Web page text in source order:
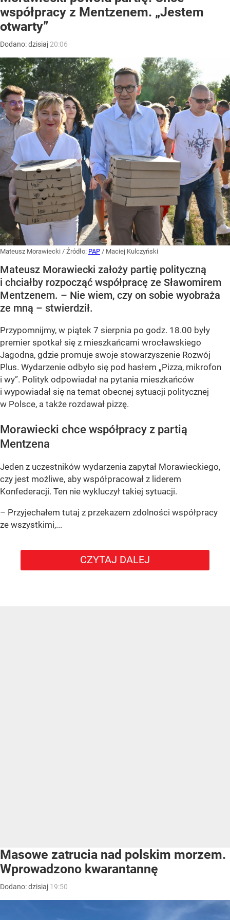
współpracy z Mentzenem. „Jestem
otwarty”
Dodano:dzisiaj 20:06
Mateusz Morawiecki / Źródło: PAP / Maciej Kulczyński
Mateusz Morawiecki założy partię polityczną
i chciałby rozpocząć współpracę ze Sławomirem
Mentzenem. – Nie wiem, czy on sobie wyobraża
ze mną – stwierdził.
Przypomnijmy, w piątek 7 sierpnia po godz. 18.00 były
premier spotkał się z mieszkańcami wrocławskiego
Jagodna, gdzie promuje swoje stowarzyszenie Rozwój
Plus. Wydarzenie odbyło się pod hasłem „Pizza, mikrofon
i wy”. Polityk odpowiadał na pytania mieszkańców
i wypowiadał się na temat obecnej sytuacji politycznej
w Polsce, a także rozdawał pizzę.
Morawiecki chce współpracy z partią
Mentzena
Jeden z uczestników wydarzenia zapytał Morawieckiego,
czy jest możliwe, aby współpracował z liderem
Konfederacji. Ten nie wykluczył takiej sytuacji.
– Przyjechałem tutaj z przekazem zdolności współpracy
ze wszystkimi,...
CZYTAJ DALEJ
Masowe zatrucia nad polskim morzem.
Wprowadzono kwarantannę
Dodano:dzisiaj 19:50